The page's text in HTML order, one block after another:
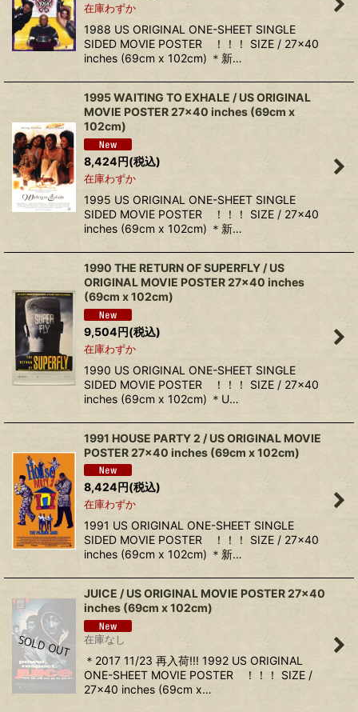
在庫わずか
1988 US ORIGINAL ONE-SHEET SINGLE
SIDED MOVIE POSTER ！！！ SIZE / 27x40
inches (69cm x 102cm) ＊新…
1995 WAITING TO EXHALE / US ORIGINAL
MOVIE POSTER 27x40 inches (69cm x
102cm)
8,424円(税込)
在庫わずか
1995 US ORIGINAL ONE-SHEET SINGLE
SIDED MOVIE POSTER ！！！ SIZE / 27x40
inches (69cm x 102cm) ＊新…
1990 THE RETURN OF SUPERFLY / US
ORIGINAL MOVIE POSTER 27x40 inches
(69cm x 102cm)
9,504円(税込)
在庫わずか
1990 US ORIGINAL ONE-SHEET SINGLE
SIDED MOVIE POSTER ！！！ SIZE / 27x40
inches (69cm x 102cm) ＊U…
1991 HOUSE PARTY 2 / US ORIGINAL MOVIE
POSTER 27x40 inches (69cm x 102cm)
8,424円(税込)
在庫わずか
1991 US ORIGINAL ONE-SHEET SINGLE
SIDED MOVIE POSTER ！！！ SIZE / 27x40
inches (69cm x 102cm) ＊新…
JUICE / US ORIGINAL MOVIE POSTER 27x40
inches (69cm x 102cm)
在庫なし
＊2017 11/23 再入荷!!! 1992 US ORIGINAL
ONE-SHEET MOVIE POSTER ！！！ SIZE /
27x40 inches (69cm x…